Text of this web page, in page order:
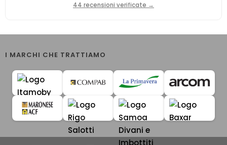
44 recensioni verificate →
I MARCHI CHE TRATTIAMO